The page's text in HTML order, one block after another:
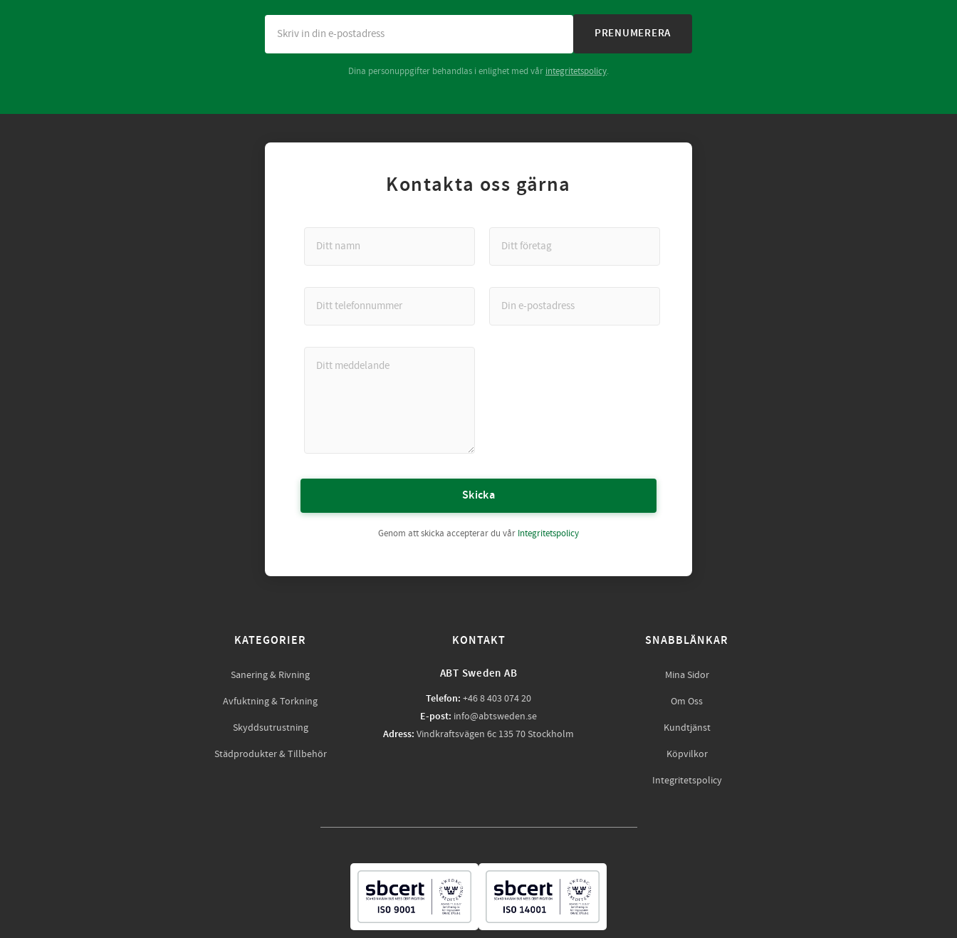
PRENUMERERA
Dina personuppgifter behandlas i enlighet med vår integritetspolicy.
Kontakta oss gärna
Skicka
Genom att skicka accepterar du vår Integritetspolicy
KATEGORIER
Sanering & Rivning
Avfuktning & Torkning
Skyddsutrustning
Städprodukter & Tillbehör
KONTAKT
ABT Sweden AB
Telefon: +46 8 403 074 20
E-post: info@abtsweden.se
Adress: Vindkraftsvägen 6c 135 70 Stockholm
SNABBLÄNKAR
Mina Sidor
Om Oss
Kundtjänst
Köpvilkor
Integritetspolicy